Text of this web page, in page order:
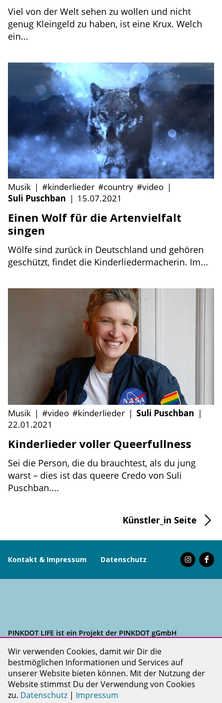
Viel von der Welt sehen zu wollen und nicht
genug Kleingeld zu haben, ist eine Krux. Welch
ein...
Musik | #kinderlieder #country #video |
Suli Puschban | 15.07.2021
Einen Wolf für die Artenvielfalt
singen
Wölfe sind zurück in Deutschland und gehören
geschützt, findet die Kinderliedermacherin. Im...
Musik | #video #kinderlieder | Suli Puschban |
22.01.2021
Kinderlieder voller Queerfullness
Sei die Person, die du brauchtest, als du jung
warst – dies ist das queere Credo von Suli
Puschban....
Künstler_in Seite
Kontakt & Impressum Datenschutz
PINKDOT LIFE ist ein Projekt der PINKDOT gGmbH
Wir verwenden Cookies, damit wir Dir die
bestmöglichen Informationen und Services auf
unserer Website bieten können. Mit der Nutzung der
Website stimmst Du der Verwendung von Cookies
zu. Datenschutz | Impressum